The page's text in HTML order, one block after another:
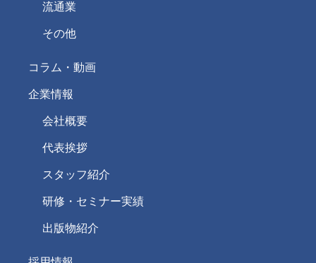
流通業
その他
コラム・動画
企業情報
会社概要
代表挨拶
スタッフ紹介
研修・セミナー実績
出版物紹介